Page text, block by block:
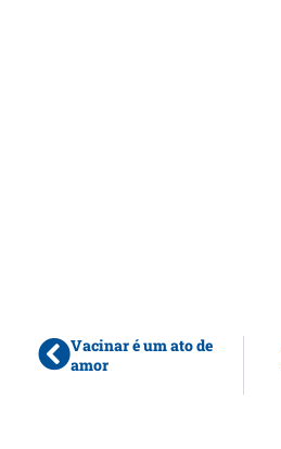
Vacinar é um ato de
amor